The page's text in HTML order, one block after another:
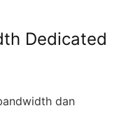
Dedicated
dan